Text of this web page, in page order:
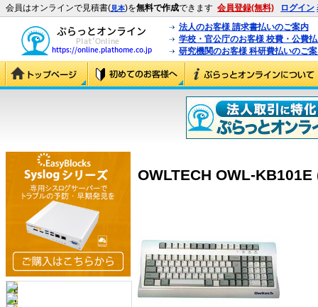
会員はオンラインで見積書(見本)を無料で作成できます 会員登録(無料) ログイン
法人のお客様 請求書払いのご案内
学校・官公庁のお客様 校費・公費
研究機関のお客様 科研費払いのご
OWLTECH OWL-